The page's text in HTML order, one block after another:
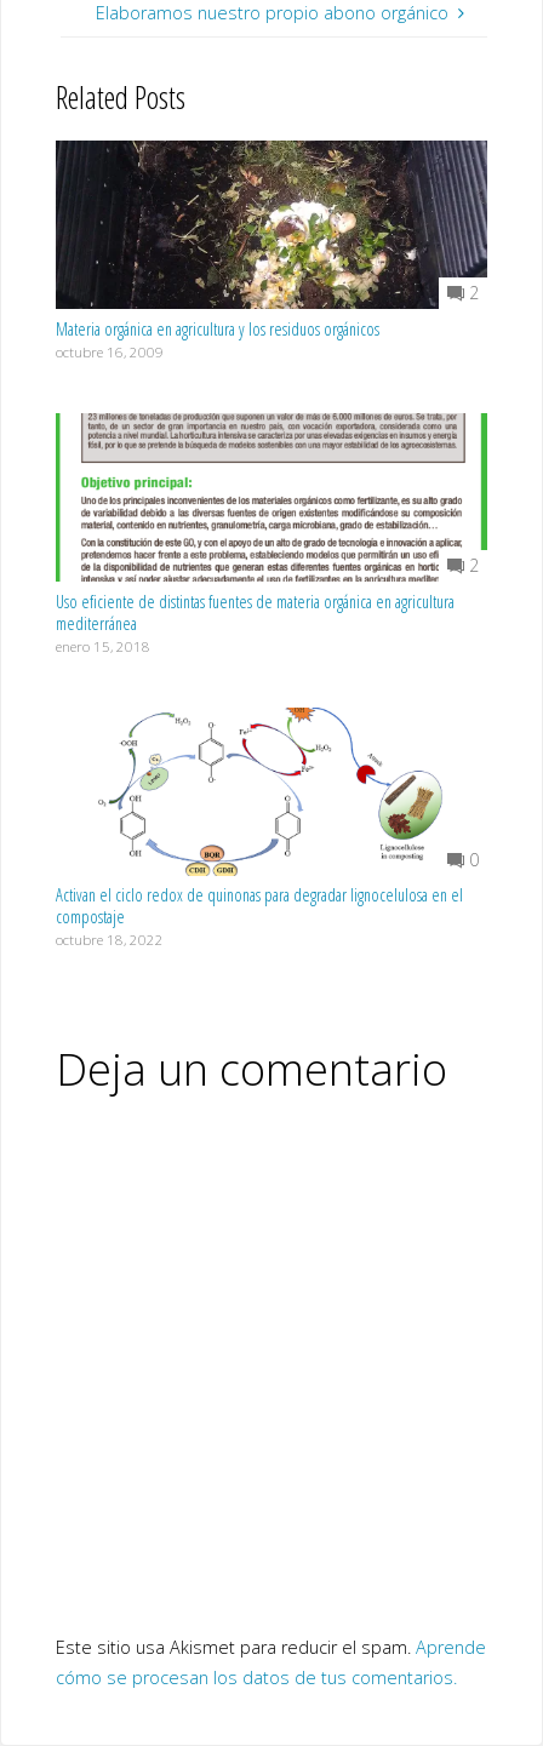
Elaboramos nuestro propio abono orgánico
Related Posts
2
Materia orgánica en agricultura y los residuos orgánicos
octubre 16, 2009
2
Uso eficiente de distintas fuentes de materia orgánica en agricultura
mediterránea
enero 15, 2018
0
Activan el ciclo redox de quinonas para degradar lignocelulosa en el
compostaje
octubre 18, 2022
Deja un comentario
Este sitio usa Akismet para reducir el spam. Aprende
cómo se procesan los datos de tus comentarios.